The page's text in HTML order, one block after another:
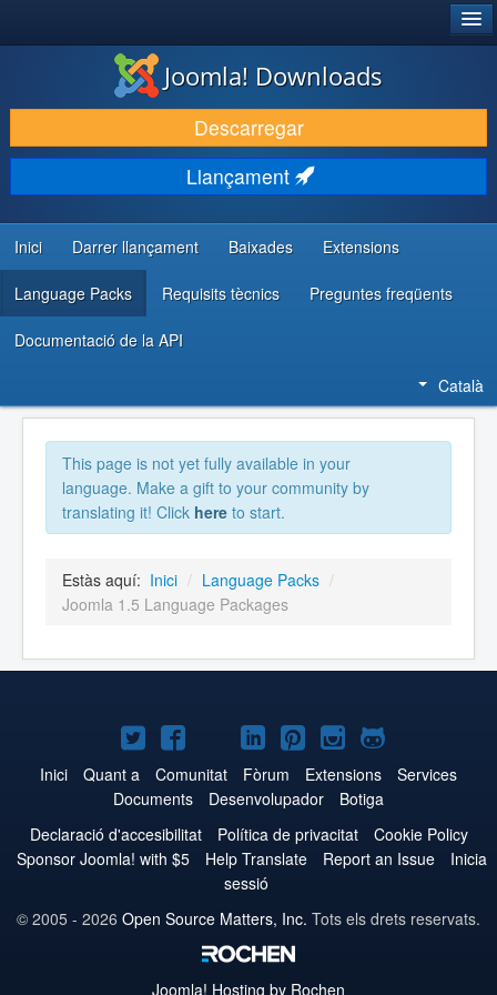
DESCARREGA & AMPLIA
DESCOBRIR & APRENDRE
COMUNITAT & SUPORT
RECURSOS PER DESENVOLUPADORS/ES
Joomla! Downloads
Descarregar
Llançament
Inici Darrer llançament Baixades Extensions
Language Packs Requisits tècnics Preguntes freqüents
Documentació de la API
Català
This page is not yet fully available in your
language. Make a gift to your community by
translating it! Click here to start.
Estàs aquí: Inici / Language Packs /
Joomla 1.5 Language Packages
Joomla!
a
Twitter
Joomla!
a
Facebook
Joomla!
a
YouTube
Joomla!
a
LinkedIn
Joomla!
a
Pinterest
Joomla!
a
Instagram
Joomla!
a
GitHub
Inici Quant a Comunitat Fòrum Extensions
Services
Documents
Desenvolupador
Botiga
Declaració d'accesibilitat
Política de privacitat
Cookie Policy
Sponsor Joomla! with $5
Help Translate Report an Issue
Inicia
sessió
© 2005 - 2026 Open Source Matters, Inc. Tots els drets reservats.
Joomla! Hosting by Rochen